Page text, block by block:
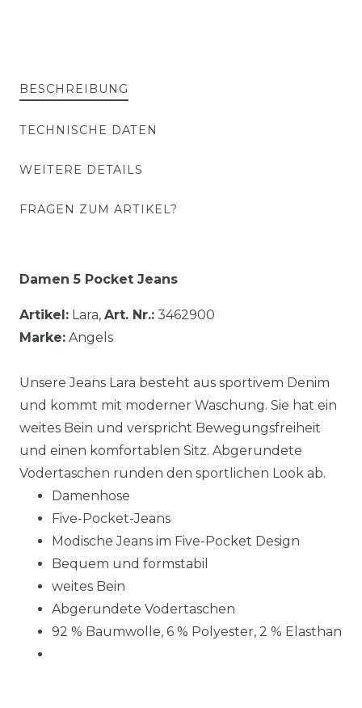
BESCHREIBUNG
TECHNISCHE DATEN
WEITERE DETAILS
FRAGEN ZUM ARTIKEL?
Damen 5 Pocket Jeans
Artikel: Lara, Art. Nr.: 3462900
Marke: Angels
Unsere Jeans Lara besteht aus sportivem Denim
und kommt mit moderner Waschung. Sie hat ein
weites Bein und verspricht Bewegungsfreiheit
und einen komfortablen Sitz. Abgerundete
Vodertaschen runden den sportlichen Look ab.
Damenhose
Five-Pocket-Jeans
Modische Jeans im Five-Pocket Design
Bequem und formstabil
weites Bein
Abgerundete Vodertaschen
92 % Baumwolle, 6 % Polyester, 2 % Elasthan